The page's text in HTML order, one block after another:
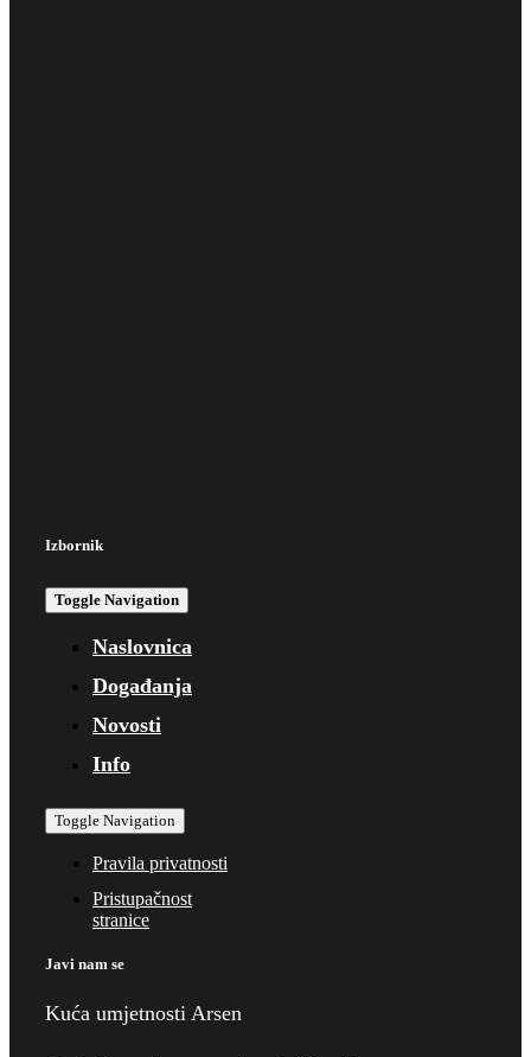
Izbornik
Toggle Navigation
Naslovnica
Događanja
Novosti
Info
Toggle Navigation
Pravila privatnosti
Pristupačnost
stranice
Javi nam se
Kuća umjetnosti Arsen